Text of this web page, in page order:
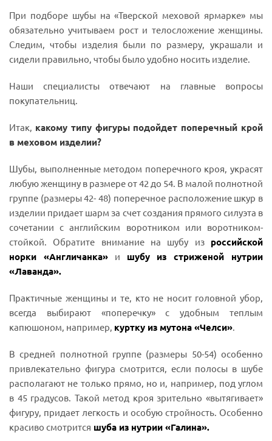
При подборе шубы на «Тверской меховой ярмарке» мы
обязательно учитываем рост и телосложение женщины.
Следим, чтобы изделия были по размеру, украшали и
сидели правильно, чтобы было удобно носить изделие.
Наши специалисты отвечают на главные вопросы
покупательниц.
Итак, какому типу фигуры подойдет поперечный крой
в меховом изделии?
Шубы, выполненные методом поперечного кроя, украсят
любую женщину в размере от 42 до 54. В малой полнотной
группе (размеры 42- 48) поперечное расположение шкур в
изделии придает шарм за счет создания прямого силуэта в
сочетании с английским воротником или воротником-
стойкой. Обратите внимание на шубу из российской
норки «Англичанка»и шубу из стриженой нутрии
«Лаванда».
Практичные женщины и те, кто не носит головной убор,
всегда выбирают «поперечку» с удобным теплым
капюшоном, например, куртку из мутона «Челси».
В средней полнотной группе (размеры 50-54) особенно
привлекательно фигура смотрится, если полосы в шубе
располагают не только прямо, но и, например, под углом
в 45 градусов. Такой метод кроя зрительно «вытягивает»
фигуру, придает легкость и особую стройность. Особенно
красиво смотрится шуба из нутрии «Галина».